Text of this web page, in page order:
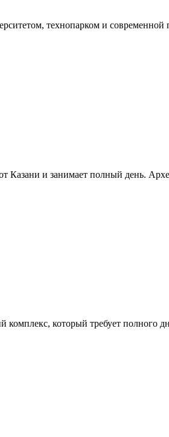
технопарком и
Казани и занимает полный день.
который требует полного